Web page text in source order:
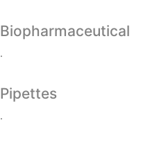
Biopharmaceutical
.
Pipettes
.